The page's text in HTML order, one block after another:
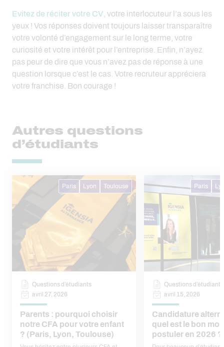
Evitez de réciter votre CV , votre interlocuteur l’a sous les
yeux ! Vos réponses doivent toujours laisser transparaître
votre volonté d’engagement sur le long terme, votre
curiosité et votre intérêt pour l’entreprise. Enfin, n’ayez
pas peur de dire que vous n’avez pas de réponse à une
question lorsque c’est le cas. Votre recruteur appréciera
votre franchise. Bon courage !
Autres questions
d’étudiants
Paris Lyon Toulouse
Questions d’étudiants
avril 27, 2026
Parents : pourquoi choisir
notre CFA pour votre enfant
? (Paris, Lyon, Toulouse)
Paris
Questions d’étudiants
avril 15, 2026
Candidature
quel est le bon
postuler en 2026 ?